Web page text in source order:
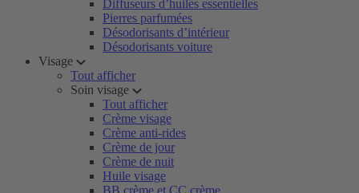
Diffuseurs d’huiles essentielles
Pierres parfumées
Désodorisants d’intérieur
Désodorisants voiture
Visage
Tout afficher
Soin visage
Tout afficher
Crème visage
Crème anti-rides
Crème de jour
Crème de nuit
Huile visage
BB crème et CC crème